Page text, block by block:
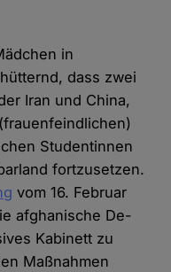
in
dass zwei
Iran und China,
Studentinnen
fortzusetzen.
vom 16. Februar
afghanische De-
Kabinett zu
Maßnahmen